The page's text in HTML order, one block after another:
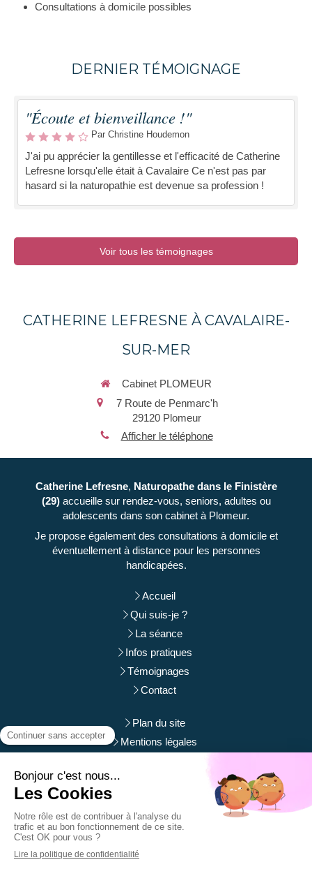
Consultations à domicile possibles
DERNIER TÉMOIGNAGE
"Écoute et bienveillance !"
Par Christine Houdemon
J'ai pu apprécier la gentillesse et l'efficacité de Catherine
Lefresne lorsqu'elle était à Cavalaire Ce n'est pas par
hasard si la naturopathie est devenue sa profession !
Voir tous les témoignages
CATHERINE LEFRESNE À CAVALAIRE-
SUR-MER
Cabinet PLOMEUR
7 Route de Penmarc'h
29120 Plomeur
Afficher le téléphone
Catherine Lefresne, Naturopathe dans le Finistère
(29) accueille sur rendez-vous, seniors, adultes ou
adolescents dans son cabinet à Plomeur.
Je propose également des consultations à domicile et
éventuellement à distance pour les personnes
handicapées.
Accueil
Qui suis-je ?
La séance
Infos pratiques
Témoignages
Contact
Plan du site
Mentions légales
DuLundiauSamedi et de 14hà
Prendre rendez-vous